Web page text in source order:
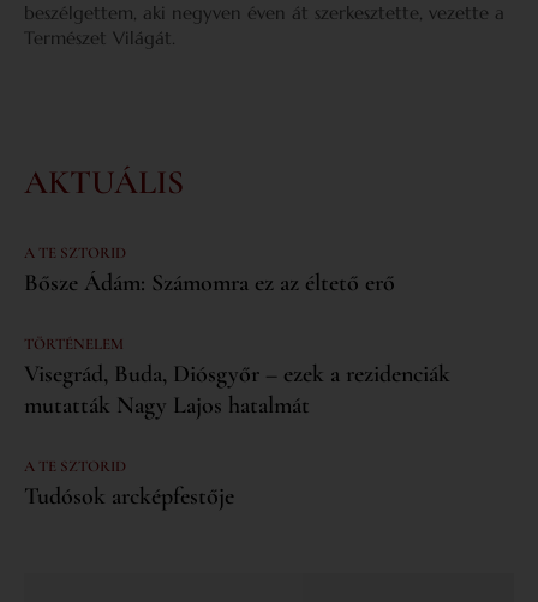
beszélgettem, aki negyven éven át szerkesztette, vezette a
Természet Világát.
AKTUÁLIS
A TE SZTORID
Bősze Ádám: Számomra ez az éltető erő
TÖRTÉNELEM
Visegrád, Buda, Diósgyőr – ezek a rezidenciák
mutatták Nagy Lajos hatalmát
A TE SZTORID
Tudósok arcképfestője